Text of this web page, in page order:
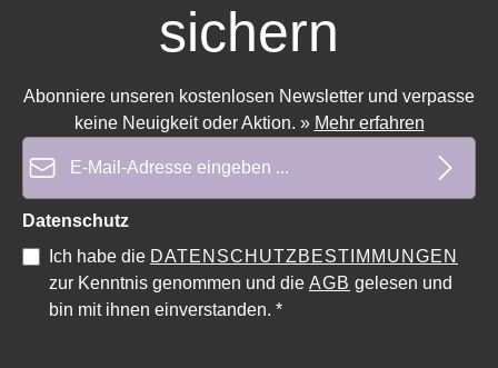
Durchschnittliche Bewertung von 0 von 5 SternenDurchschnittliche
sichern
Abonniere unseren kostenlosen Newsletter und verpasse
keine Neuigkeit oder Aktion. » Mehr erfahren
Datenschutz
Ich habe die DATENSCHUTZBESTIMMUNGEN
zur Kenntnis genommen und die AGB gelesen und
bin mit ihnen einverstanden. *